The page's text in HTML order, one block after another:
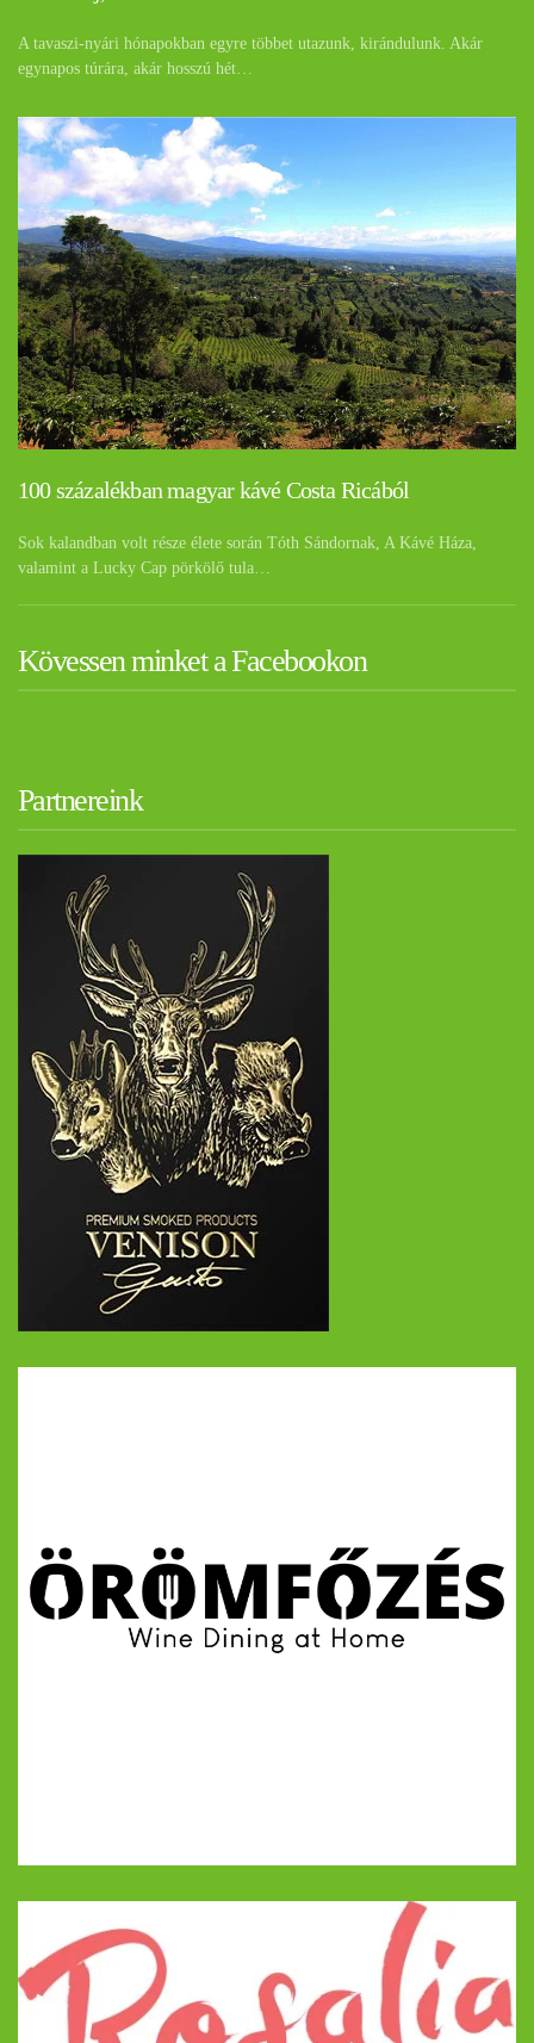
A tavaszi-nyári hónapokban egyre többet utazunk, kirándulunk. Akár
egynapos túrára, akár hosszú hét…
100 százalékban magyar kávé Costa Ricából
Sok kalandban volt része élete során Tóth Sándornak, A Kávé Háza,
valamint a Lucky Cap pörkölő tula…
Kövessen minket a Facebookon
Partnereink